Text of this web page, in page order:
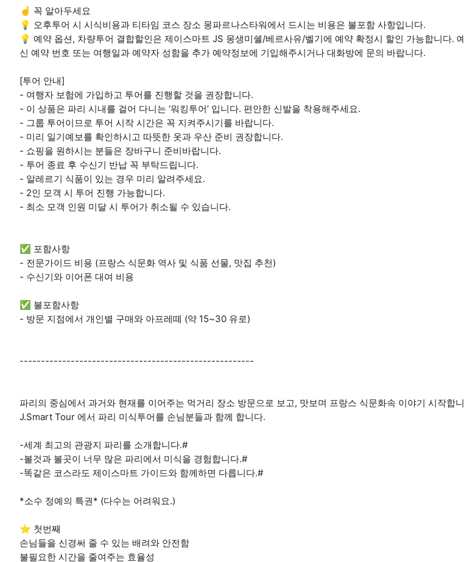
☝️ 꼭 알아두세요
💡 오후투어 시 시식비용과 티타임 코스 장소 몽파르나스타워에서 드시는 비용은 불포함 사항입니다.
💡 예약 옵션, 차량투어 결합할인은 제이스마트 JS 몽생미쉘/베르사유/벨기에 예약 확정시 할인 가능합니다.
신 예약 번호 또는 여행일과 예약자 성함을 추가 예약정보에 기입해주시거나 대화방에 문의 바랍니다.
[투어 안내]
- 여행자 보험에 가입하고 투어를 진행할 것을 권장합니다.
- 이 상품은 파리 시내를 걸어 다니는 ‘워킹투어’ 입니다. 편안한 신발을 착용해주세요.
- 그룹 투어이므로 투어 시작 시간은 꼭 지켜주시기를 바랍니다.
- 미리 일기예보를 확인하시고 따뜻한 옷과 우산 준비 권장합니다.
- 쇼핑을 원하시는 분들은 장바구니 준비바랍니다.
- 투어 종료 후 수신기 반납 꼭 부탁드립니다.
- 알레르기 식품이 있는 경우 미리 알려주세요.
- 2인 모객 시 투어 진행 가능합니다.
- 최소 모객 인원 미달 시 투어가 취소될 수 있습니다.
✅ 포함사항
- 전문가이드 비용 (프랑스 식문화 역사 및 식품 선물, 맛집 추천)
- 수신기와 이어폰 대여 비용
✅ 불포함사항
- 방문 지점에서 개인별 구매와 아프레떼 (약 15~30 유로)
-------------------------------------------------------
파리의 중심에서 과거와 현재를 이어주는 먹거리 장소 방문으로 보고, 맛보며 프랑스 식문화속 이야기 시작합
J.Smart Tour 에서 파리 미식투어를 손님분들과 함께 합니다.
-세계 최고의 관광지 파리를 소개합니다.#
-볼것과 볼곳이 너무 많은 파리에서 미식을 경험합니다.#
-똑같은 코스라도 제이스마트 가이드와 함께하면 다릅니다.#
*소수 정예의 특권* (다수는 어려워요.)
⭐ 첫번째
손님들을 신경써 줄 수 있는 배려와 안전함
불필요한 시간을 줄여주는 효율성